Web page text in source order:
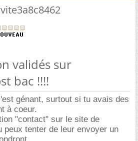
validés sur
bac !!!!
génant, surtout si tu avais des
à coeur.
"contact" sur le site de
peux tenter de leur envoyer un